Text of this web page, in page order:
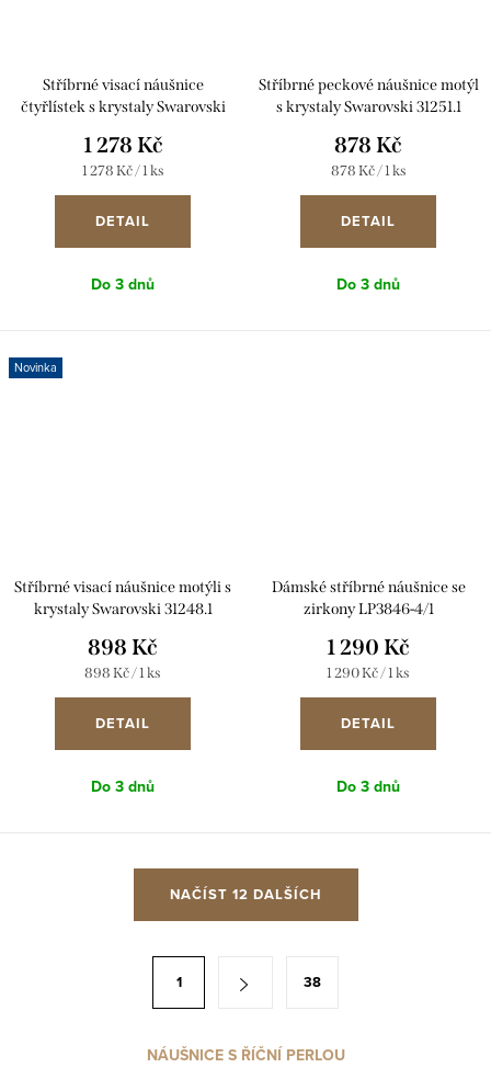
Stříbrné visací náušnice
čtyřlístek s krystaly Swarovski
1 278 Kč
Měrná
1 278 Kč / 1 ks
DETAIL
Do 3 dnů
Stříbrné peckové náušnice motýl
s krystaly Swarovski 31251.1
878 Kč
Měrná
878 Kč / 1 ks
DETAIL
Do 3 dnů
Novinka
Stříbrné visací náušnice motýli s
krystaly Swarovski 31248.1
898 Kč
Měrná
cena:
898 Kč / 1 ks
DETAIL
Do 3 dnů
Dámské stříbrné náušnice se
zirkony LP3846-4/1
1 290 Kč
Měrná
cena:
1 290 Kč / 1 ks
DETAIL
Do 3 dnů
NAČÍST 12 DALŠÍCH
1 38
NÁUŠNICE S ŘÍČNÍ PERLOU